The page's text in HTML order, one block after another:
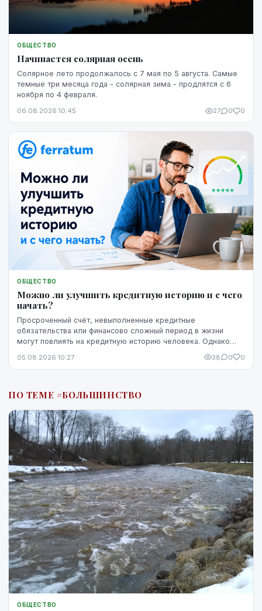
ОБЩЕСТВО
Начинается солярная осень
Солярное лето продолжалось с 7 мая по 5 августа. Самые
темные три месяца года - солярная зима - продлятся с 6
ноября по 4 февраля.
06.08.2026 10:45 27 0 0
ОБЩЕСТВО
Можно ли улучшить кредитную историю и с чего
начать?
Просроченный счёт, невыполненные кредитные
обязательства или финансово сложный период в жизни
могут повлиять на кредитную историю человека. Однако
невозможно изменить. Кредитную историю можно
действия.
05.08.2026 10:27 38 0 0
ПО ТЕМЕ #БОЛЬШИНСТВО
ОБЩЕСТВО